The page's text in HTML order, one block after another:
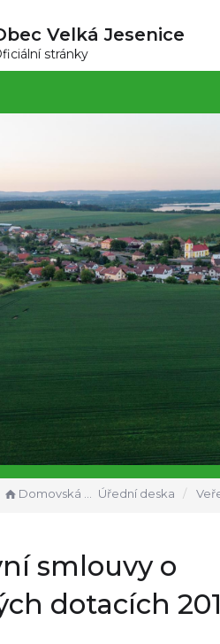
Velká Jesenice
stránky
Domovská stránka Úřední deska Veřejnoprávní
smlouvy o
dotacích